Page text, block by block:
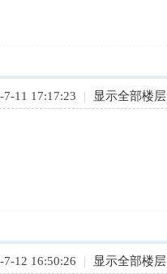
11 17:17:23 | 显示全部楼层
12 16:50:26 | 显示全部楼层